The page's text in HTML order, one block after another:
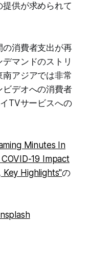
供が求められて
の消費者支出が再
マンドのストリ
アジアでは非常
ビデオへの消費者
TVサービスへの
Minutes In
19 Impact
Highlights"の